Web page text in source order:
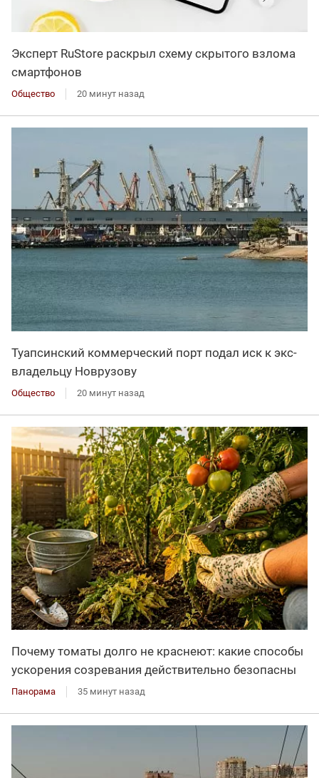
Эксперт RuStore раскрыл схему скрытого взлома
смартфонов
Общество 20 минут назад
Туапсинский коммерческий порт подал иск к экс-
владельцу Новрузову
Общество 20 минут назад
Почему томаты долго не краснеют: какие способы
ускорения созревания действительно безопасны
Панорама 35 минут назад